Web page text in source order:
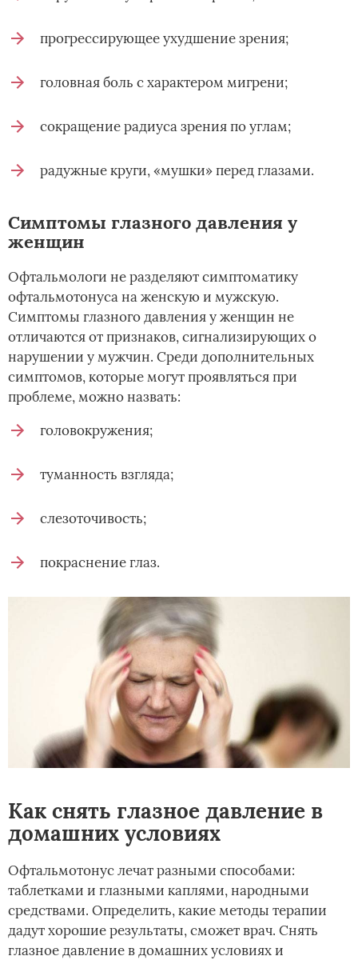
прогрессирующее ухудшение зрения;
головная боль с характером мигрени;
сокращение радиуса зрения по углам;
радужные круги, «мушки» перед глазами.
Симптомы глазного давления у
женщин
Офтальмологи не разделяют симптоматику
офтальмотонуса на женскую и мужскую.
Симптомы глазного давления у женщин не
отличаются от признаков, сигнализирующих о
нарушении у мужчин. Среди дополнительных
симптомов, которые могут проявляться при
проблеме, можно назвать:
головокружения;
туманность взгляда;
слезоточивость;
покраснение глаз.
Как снять глазное давление в
домашних условиях
Офтальмотонус лечат разными способами:
таблетками и глазными каплями, народными
средствами. Определить, какие методы терапии
дадут хорошие результаты, сможет врач. Снять
глазное давление в домашних условиях и